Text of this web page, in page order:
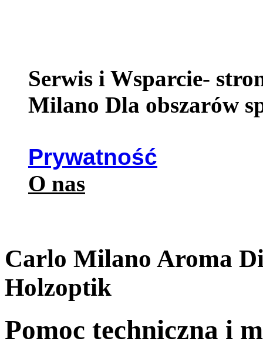
Serwis i Wsparcie-
Milano Dla obszarów
Prywatność
O nas
Carlo Milano Aroma
Holzoptik
Pomoc techniczna i